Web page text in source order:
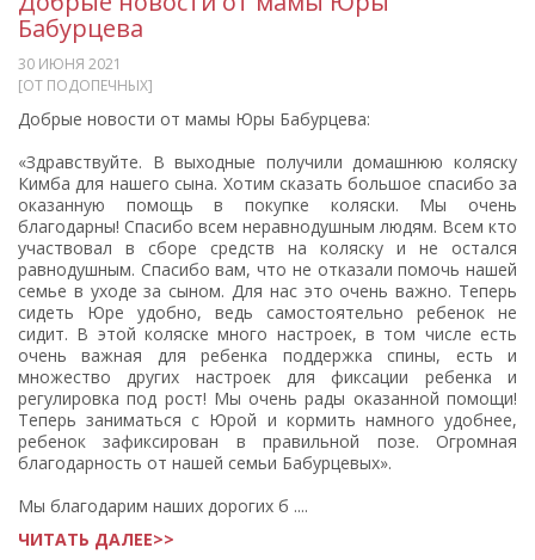
Бабурцева
30 ИЮНЯ 2021
[ОТ ПОДОПЕЧНЫХ]
Добрые новости от мамы Юры Бабурцева:
«Здравствуйте. В выходные получили домашнюю коляску
Кимба для нашего сына. Хотим сказать большое спасибо за
оказанную помощь в покупке коляски. Мы очень
благодарны! Спасибо всем неравнодушным людям. Всем кто
участвовал в сборе средств на коляску и не остался
равнодушным. Спасибо вам, что не отказали помочь нашей
семье в уходе за сыном. Для нас это очень важно. Теперь
сидеть Юре удобно, ведь самостоятельно ребенок не
сидит. В этой коляске много настроек, в том числе есть
очень важная для ребенка поддержка спины, есть и
множество других настроек для фиксации ребенка и
регулировка под рост! Мы очень рады оказанной помощи!
Теперь заниматься с Юрой и кормить намного удобнее,
ребенок зафиксирован в правильной позе. Огромная
благодарность от нашей семьи Бабурцевых».
Мы благодарим наших дорогих б ....
ЧИТАТЬ ДАЛЕЕ>>